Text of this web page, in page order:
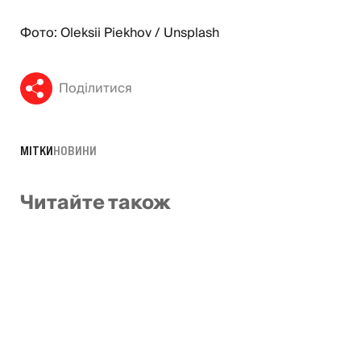
Фото: Oleksii Piekhov / Unsplash
Поділитися
МІТКИНОВИНИ
Читайте також